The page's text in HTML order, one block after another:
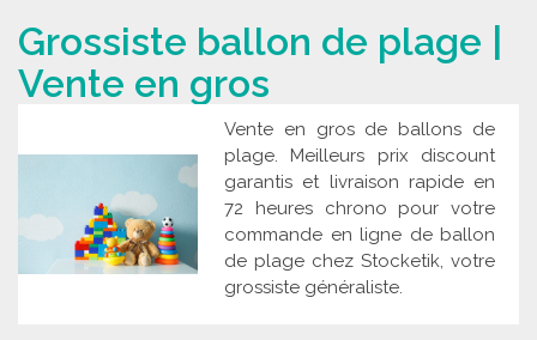
Grossiste ballon de plage |
Vente en gros
Vente en gros de ballons de
plage. Meilleurs prix discount
garantis et livraison rapide en
72 heures chrono pour votre
commande en ligne de ballon
de plage chez Stocketik, votre
grossiste généraliste.